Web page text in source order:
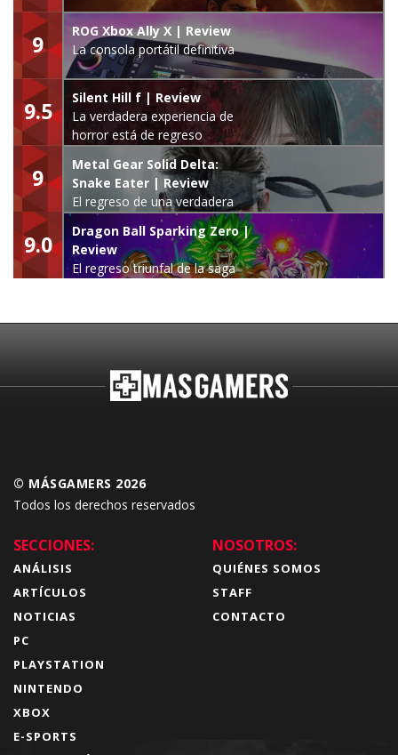
9
ROG Xbox Ally X | Review
La consola portátil definitiva
9.5
Silent Hill f | Review
La verdadera experiencia de
horror está de regreso
9
Metal Gear Solid Delta:
Snake Eater | Review
El regreso de una verdadera
leyenda
9.0
Dragon Ball Sparking Zero |
Review
El regreso triunfal de la saga
© MÁSGAMERS 2026
Todos los derechos reservados
SECCIONES:
ANÁLISIS
ARTÍCULOS
NOTICIAS
PC
PLAYSTATION
NINTENDO
XBOX
E-SPORTS
NOSOTROS:
QUIÉNES SOMOS
STAFF
CONTACTO